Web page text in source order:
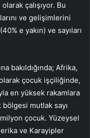
çalışıyor. Bu
ve gelişimlerini
e yakın) ve sayıları
bakıldığında; Afrika,
çocuk işçiliğinde,
en yüksek rakamlara
mutlak sayı
çocuk. Yüzeysel
ve Karayipler